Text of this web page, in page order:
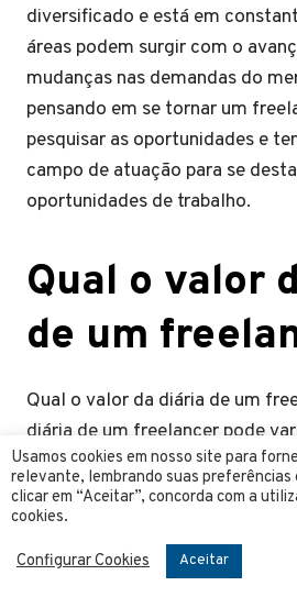
diversificado e está em
áreas podem surgir com o
mudanças nas demandas do
pensando em se tornar um
pesquisar as oportunidades e
campo de atuação para se
oportunidades de trabalho.
Qual o valor
de um
Qual o valor da diária de um
diária de um freelancer pode
consideravelmente,
atuação, experiência do
do projeto e da região do Brasil
média, os valores podem variar
por dia, mas em algumas áreas
Usamos cookies em nosso site para
relevante, lembrando suas preferências
clicar em “Aceitar”, concorda com a
cookies.
Configurar Cookies Aceitar